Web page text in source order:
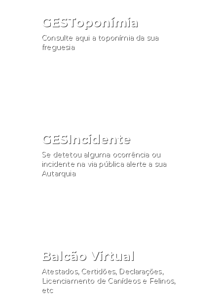
GESToponímia
Consulte aqui a toponímia da sua
freguesia
GESIncidente
Se detetou alguma ocorrência ou
incidente na via pública alerte a sua
Autarquia
Balcão Virtual
Atestados, Certidões, Declarações,
Licenciamento de Canídeos e Felinos,
etc